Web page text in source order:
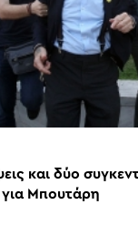
και δύο
Μπουτάρη